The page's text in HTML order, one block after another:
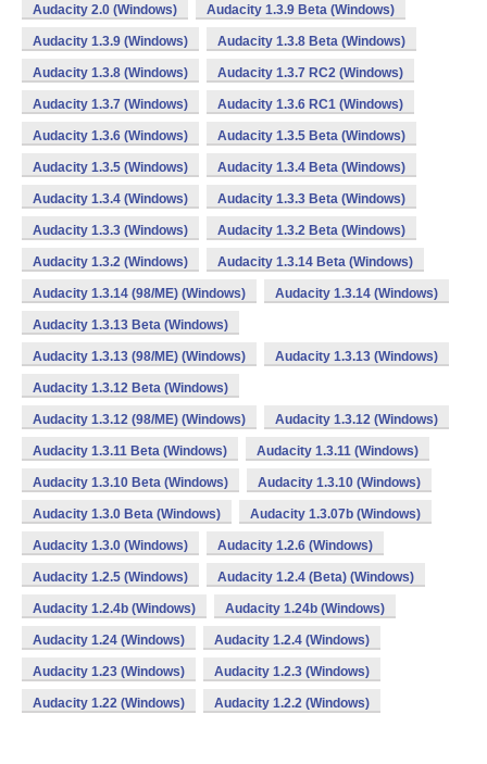
Audacity 2.0 (Windows) Audacity 1.3.9 Beta (Windows)
Audacity 1.3.9 (Windows) Audacity 1.3.8 Beta (Windows)
Audacity 1.3.8 (Windows) Audacity 1.3.7 RC2 (Windows)
Audacity 1.3.7 (Windows) Audacity 1.3.6 RC1 (Windows)
Audacity 1.3.6 (Windows) Audacity 1.3.5 Beta (Windows)
Audacity 1.3.5 (Windows) Audacity 1.3.4 Beta (Windows)
Audacity 1.3.4 (Windows) Audacity 1.3.3 Beta (Windows)
Audacity 1.3.3 (Windows) Audacity 1.3.2 Beta (Windows)
Audacity 1.3.2 (Windows) Audacity 1.3.14 Beta (Windows)
Audacity 1.3.14 (98/ME) (Windows) Audacity 1.3.14 (Windows)
Audacity 1.3.13 Beta (Windows)
Audacity 1.3.13 (98/ME) (Windows) Audacity 1.3.13 (Windows)
Audacity 1.3.12 Beta (Windows)
Audacity 1.3.12 (98/ME) (Windows) Audacity 1.3.12 (Windows)
Audacity 1.3.11 Beta (Windows) Audacity 1.3.11 (Windows)
Audacity 1.3.10 Beta (Windows) Audacity 1.3.10 (Windows)
Audacity 1.3.0 Beta (Windows) Audacity 1.3.07b (Windows)
Audacity 1.3.0 (Windows) Audacity 1.2.6 (Windows)
Audacity 1.2.5 (Windows) Audacity 1.2.4 (Beta) (Windows)
Audacity 1.2.4b (Windows) Audacity 1.24b (Windows)
Audacity 1.24 (Windows) Audacity 1.2.4 (Windows)
Audacity 1.23 (Windows) Audacity 1.2.3 (Windows)
Audacity 1.22 (Windows) Audacity 1.2.2 (Windows)